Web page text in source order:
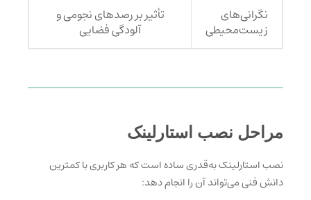
نگرانی‌های
زیست‌محیطی
تأثیر بر رصدهای نجومی و
آلودگی فضایی
مراحل نصب استارلینک
نصب استارلینک به‌قدری ساده است که هر کاربری با کمترین
دانش فنی می‌تواند آن را انجام دهد: